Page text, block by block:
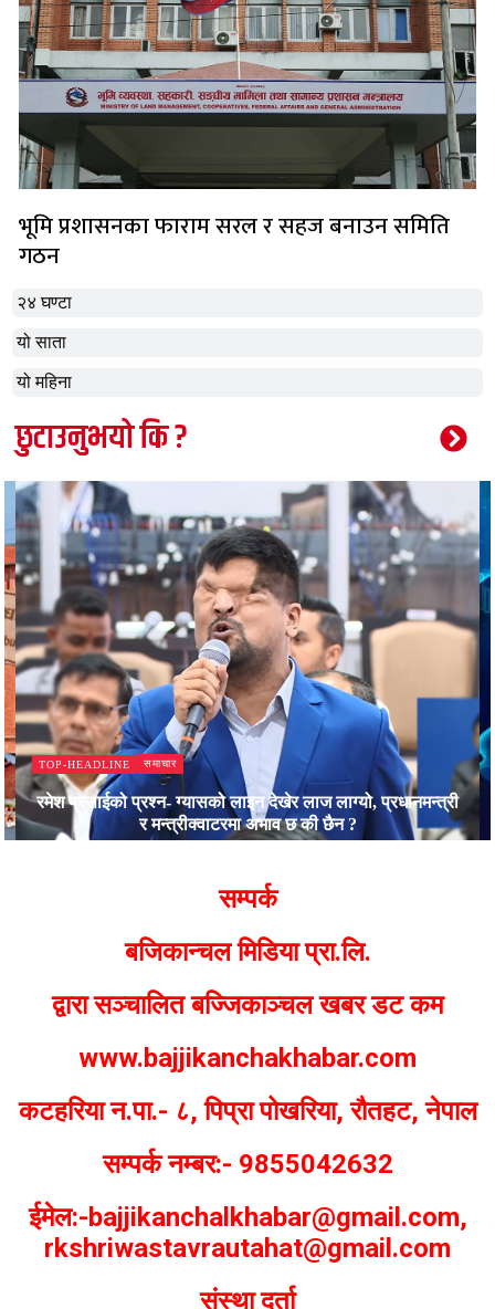
२४ घण्टा
यो साता
यो महिना
भूमि प्रशासनका फाराम सरल र सहज बनाउन समिति
गठन
छुटाउनुभयो कि ?
TOP-HEADLINE समाचार
रमेश प्रसाईको प्रश्न- ग्यासको लाइन देखेर लाज लाग्यो, प्रधानमन्त्री
र मन्त्रीक्वाटरमा अभाव छ की छैन ?
सम्पर्क
बजिकान्चल मिडिया प्रा.लि.
द्वारा सञ्चालित बज्जिकाञ्चल खबर डट कम
www.bajjikanchakhabar.com
कटहरिया न.पा.- ८, पिप्रा पोखरिया, रौतहट, नेपाल
सम्पर्क नम्बर:- 9855042632
ईमेल:-bajjikanchalkhabar@gmail.com,
rkshriwastavrautahat@gmail.com
संस्था दर्ता